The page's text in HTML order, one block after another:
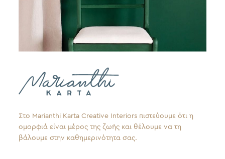
Στο Marianthi Karta Creative Interiors πιστεύουμε ότι η
ομορφιά είναι μέρος της ζωής και θέλουμε να τη
βάλουμε στην καθημερινότητα σας.